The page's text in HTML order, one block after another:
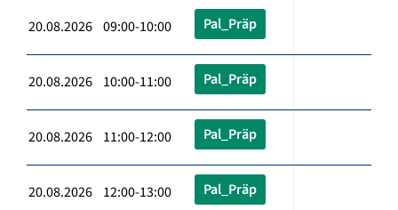
20.08.2026 09:00-10:00 Pal_Präp
20.08.2026 10:00-11:00 Pal_Präp
20.08.2026 11:00-12:00 Pal_Präp
20.08.2026 12:00-13:00 Pal_Präp